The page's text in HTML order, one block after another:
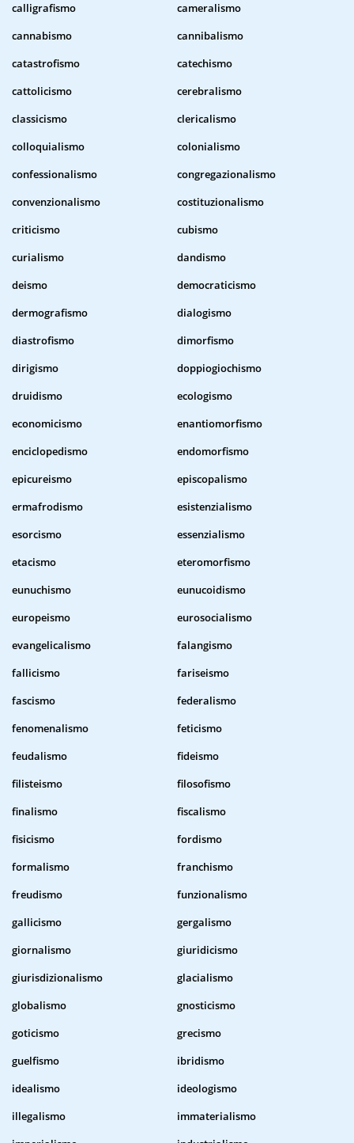
calligrafismo
cameralismo
cannabismo
cannibalismo
catastrofismo
catechismo
cattolicismo
cerebralismo
classicismo
clericalismo
colloquialismo
colonialismo
confessionalismo
congregazionalismo
convenzionalismo
costituzionalismo
criticismo
cubismo
curialismo
dandismo
deismo
democraticismo
dermografismo
dialogismo
diastrofismo
dimorfismo
dirigismo
doppiogiochismo
druidismo
ecologismo
economicismo
enantiomorfismo
enciclopedismo
endomorfismo
epicureismo
episcopalismo
ermafrodismo
esistenzialismo
esorcismo
essenzialismo
etacismo
eteromorfismo
eunuchismo
eunucoidismo
europeismo
eurosocialismo
evangelicalismo
falangismo
fallicismo
fariseismo
fascismo
federalismo
fenomenalismo
feticismo
feudalismo
fideismo
filisteismo
filosofismo
finalismo
fiscalismo
fisicismo
fordismo
formalismo
franchismo
freudismo
funzionalismo
gallicismo
gergalismo
giornalismo
giuridicismo
giurisdizionalismo
glacialismo
globalismo
gnosticismo
goticismo
grecismo
guelfismo
ibridismo
idealismo
ideologismo
illegalismo
immaterialismo